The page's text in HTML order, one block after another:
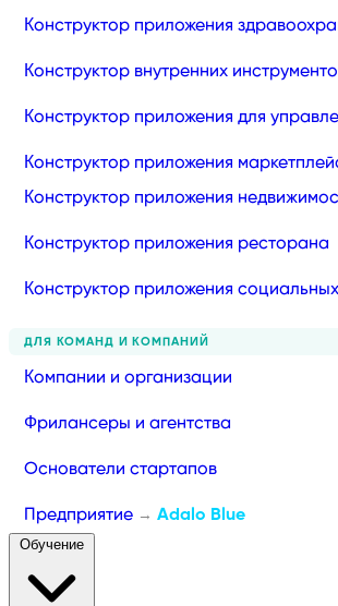
Конструктор приложения
Конструктор внутренних
Конструктор приложения для
Конструктор приложения
Конструктор приложения
Конструктор приложения ресторана
Конструктор приложения
ДЛЯ КОМАНД И КОМПАНИЙ
Компании и организации
Фрилансеры и агентства
Основатели стартапов
Предприятие → Adalo Blue